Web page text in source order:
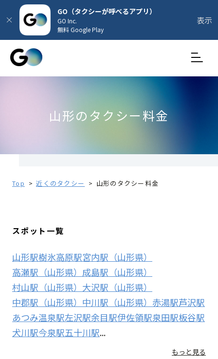
GO（タクシーが呼べるアプリ）
GO Inc.
無料 Google Play
表示
山形のタクシー料金
Top 近くのタクシー 山形のタクシー料金
スポット一覧
山形駅樹氷高原駅宮内駅（山形県）
高瀬駅（山形県） 成島駅（山形県）
村山駅（山形県） 大沢駅（山形県）
中郡駅（山形県） 中川駅（山形県） 赤湯駅芦沢駅
あつみ温泉駅左沢駅余目駅伊佐領駅泉田駅板谷駅
犬川駅今泉駅五十川駅...
もっと見る